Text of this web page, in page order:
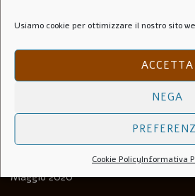
Usiamo cookie per ottimizzare il nostro sito
ACCETTA
NEGA
Cookie PolicyInformativa
Andrea BernardinisuBiografia.
Maggio 2020